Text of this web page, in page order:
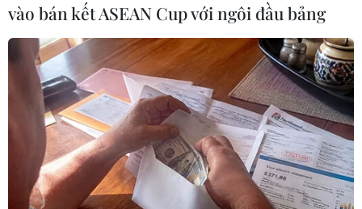
(TTXVN/Vietnam+)
vào bán kết ASEAN Cup với ngôi đầu bảng